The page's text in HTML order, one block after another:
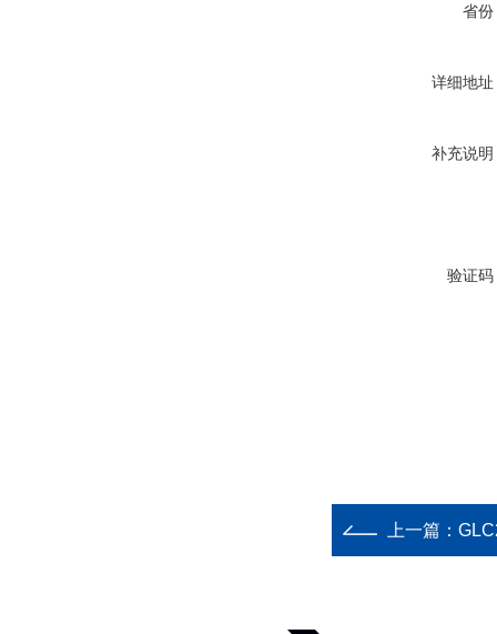
省份
详细地址
补充说明
验证码
上一篇：